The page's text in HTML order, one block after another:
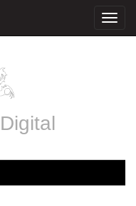
Digital